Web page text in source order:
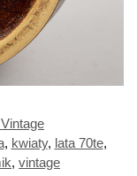
, kwiaty, lata 70te,
, vintage